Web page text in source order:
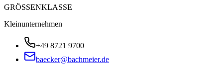
GRÖSSENKLASSE
Kleinunternehmen
+49 8721 9700
baecker@bachmeier.de